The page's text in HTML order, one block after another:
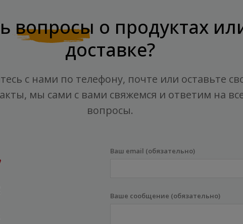
вопросы о продуктах
доставке?
с нами по телефону, почте или оставьте
мы сами с вами свяжемся и ответим на
вопросы.
Ваш email (обязательно)
Ваше сообщение (обязательно)